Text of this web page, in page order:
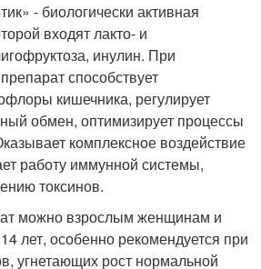
- биологически активная
входят лакто- и
инулин. При
способствует
кишечника, регулирует
обмен, оптимизирует процессы
комплексное воздействие
работу иммунной системы,
токсинов.
можно взрослым женщинам и
лет, особенно рекомендуется при
угнетающих рост нормальной